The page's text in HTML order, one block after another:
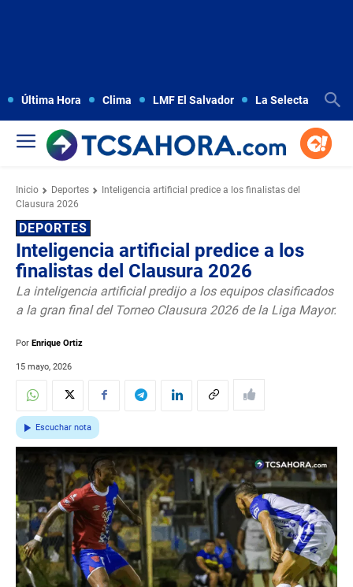
Última Hora Clima LMF El Salvador La Selecta
Inicio Deportes
Inteligencia artificial predice a los finalistas del
Clausura 2026
DEPORTES
Inteligencia artificial predice a los
finalistas del Clausura 2026
La inteligencia artificial predijo a los equipos clasificados
a la gran final del Torneo Clausura 2026 de la Liga Mayor.
Por Enrique Ortiz
15 mayo, 2026
Escuchar nota